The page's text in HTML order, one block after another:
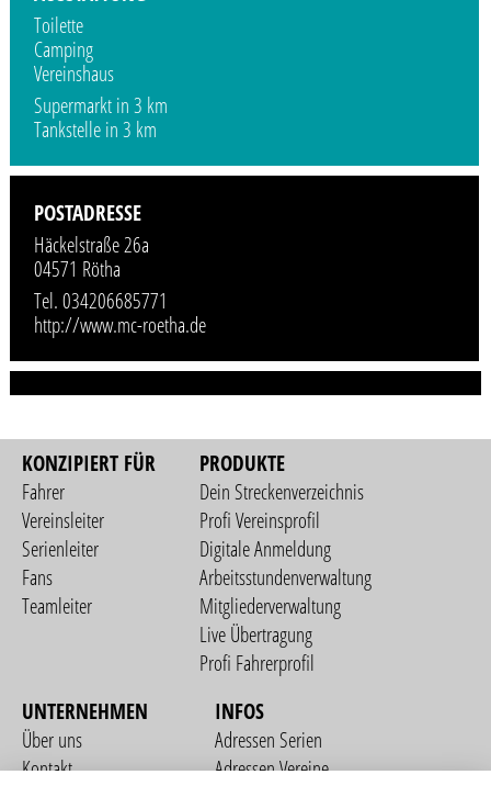
Toilette
Camping
Vereinshaus
Supermarkt in 3 km
Tankstelle in 3 km
POSTADRESSE
Häckelstraße 26a
04571 Rötha
Tel. 034206685771
http://www.mc-roetha.de
KONZIPIERT FÜR
Fahrer
Vereinsleiter
Serienleiter
Fans
Teamleiter
PRODUKTE
Dein Streckenverzeichnis
Profi Vereinsprofil
Digitale Anmeldung
Arbeitsstundenverwaltung
Mitgliederverwaltung
Live Übertragung
Profi Fahrerprofil
UNTERNEHMEN
Über uns
Kontakt
INFOS
Adressen Serien
Adressen Vereine